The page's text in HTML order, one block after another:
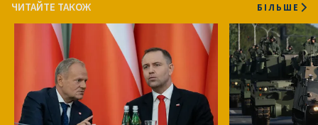
ЧИТАЙТЕ ТАКОЖ БІЛЬШЕ